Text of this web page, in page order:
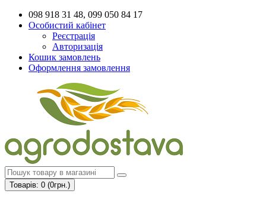
098 918 31 48, 099 050 84 17
Особистий кабінет
Реєстрація
Авторизація
Кошик замовлень
Оформлення замовлення
Товарів: 0 (0грн.)